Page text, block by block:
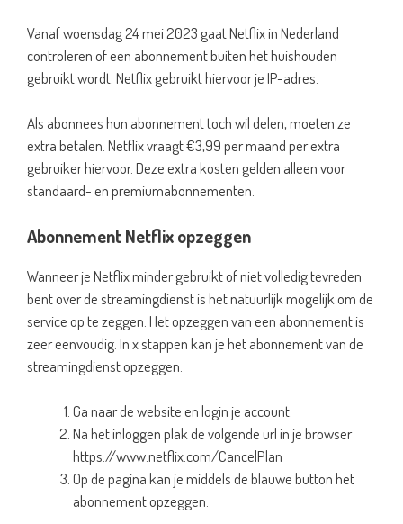
Vanaf woensdag 24 mei 2023 gaat Netflix in Nederland
controleren of een abonnement buiten het huishouden
gebruikt wordt. Netflix gebruikt hiervoor je IP-adres.
Als abonnees hun abonnement toch wil delen, moeten ze
extra betalen. Netflix vraagt €3,99 per maand per extra
gebruiker hiervoor. Deze extra kosten gelden alleen voor
standaard- en premiumabonnementen.
Abonnement Netflix opzeggen
Wanneer je Netflix minder gebruikt of niet volledig tevreden
bent over de streamingdienst is het natuurlijk mogelijk om de
service op te zeggen. Het opzeggen van een abonnement is
zeer eenvoudig. In x stappen kan je het abonnement van de
streamingdienst opzeggen.
Ga naar de website en login je account.
Na het inloggen plak de volgende url in je browser
https://www.netflix.com/CancelPlan
Op de pagina kan je middels de blauwe button het
abonnement opzeggen.